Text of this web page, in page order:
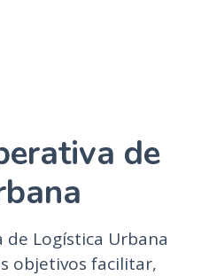
de
de Logística Urbana
objetivos facilitar,